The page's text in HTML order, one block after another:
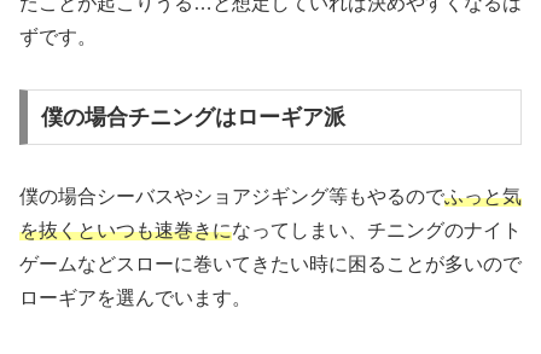
ずです。
僕の場合チニングはローギア派
僕の場合シーバスやショアジギング等もやるのでふっと気
を抜くといつも速巻きになってしまい、チニングのナイト
ゲームなどスローに巻いてきたい時に困ることが多いので
ローギアを選んでいます。